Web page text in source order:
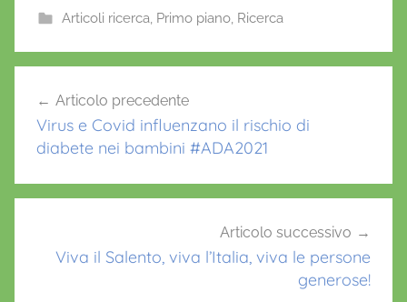
e
b
o
k
er l
s
A
p
e
st
Articoli ricerca, Primo piano, Ricerca
c
l
articoli
Articolo precedente
Virus e Covid influenzano il rischio di
diabete nei bambini #ADA2021
Articolo successivo
Viva il Salento, viva l’Italia, viva le persone
generose!